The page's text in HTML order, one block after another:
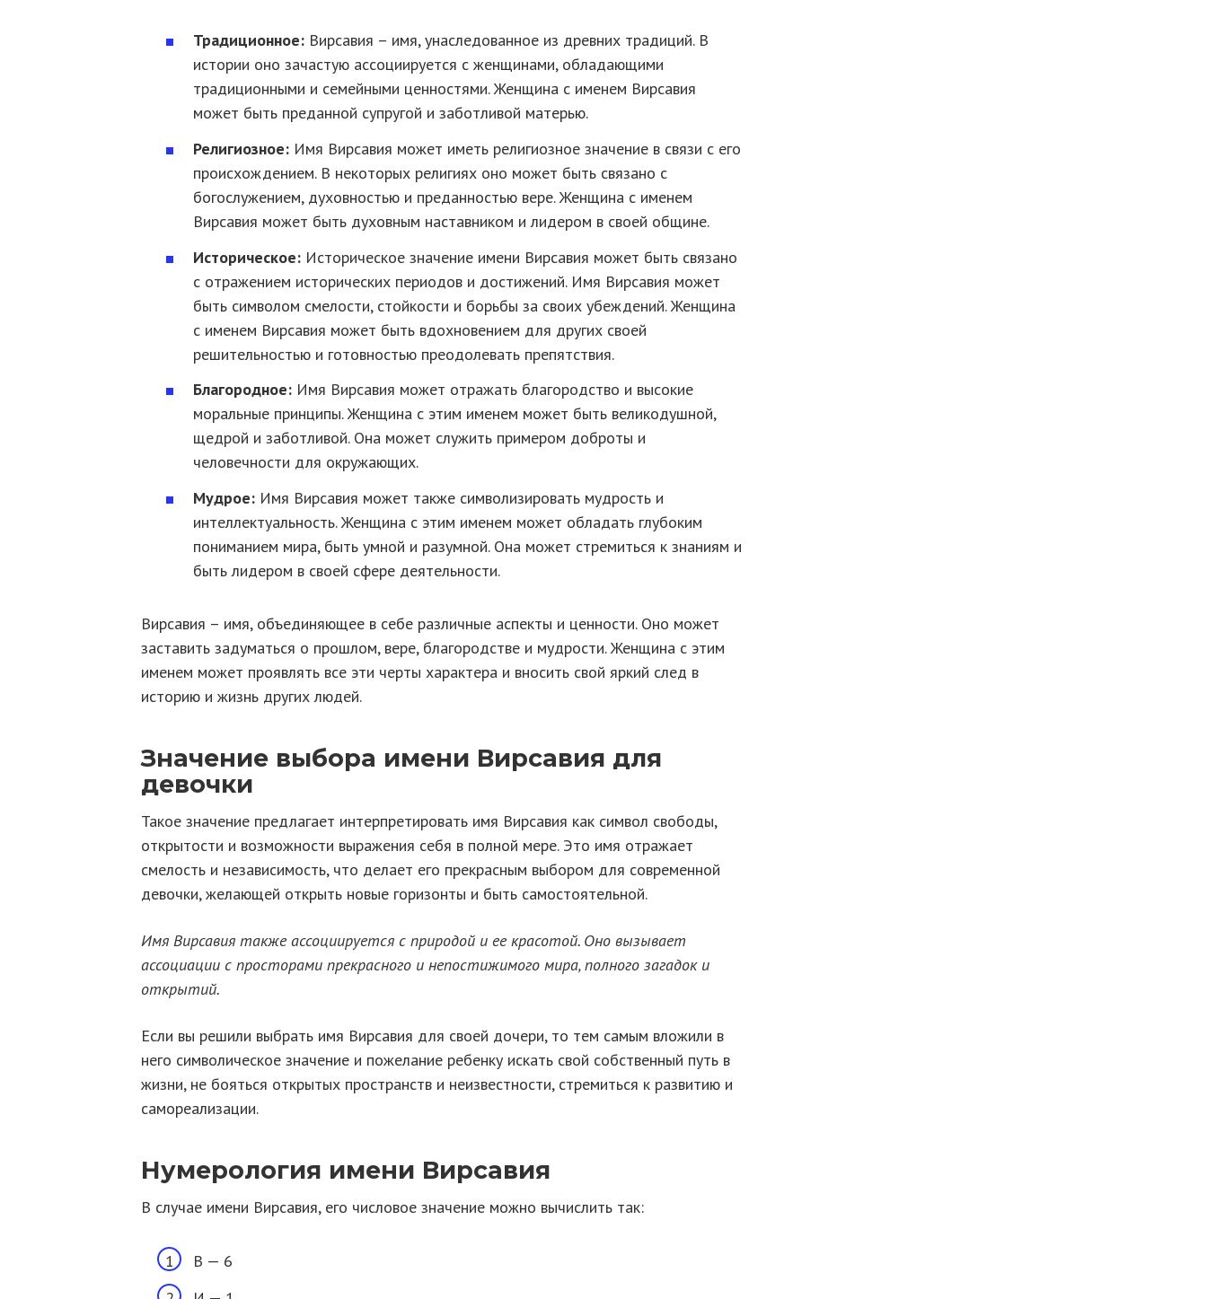
Традиционное: Вирсавия – имя, унаследованное из древних традиций. В
истории оно зачастую ассоциируется с женщинами, обладающими
традиционными и семейными ценностями. Женщина с именем Вирсавия
может быть преданной супругой и заботливой матерью.
Религиозное: Имя Вирсавия может иметь религиозное значение в связи с его
происхождением. В некоторых религиях оно может быть связано с
богослужением, духовностью и преданностью вере. Женщина с именем
Вирсавия может быть духовным наставником и лидером в своей общине.
Историческое: Историческое значение имени Вирсавия может быть связано
с отражением исторических периодов и достижений. Имя Вирсавия может
быть символом смелости, стойкости и борьбы за своих убеждений. Женщина
с именем Вирсавия может быть вдохновением для других своей
решительностью и готовностью преодолевать препятствия.
Благородное: Имя Вирсавия может отражать благородство и высокие
моральные принципы. Женщина с этим именем может быть великодушной,
щедрой и заботливой. Она может служить примером доброты и
человечности для окружающих.
Мудрое: Имя Вирсавия может также символизировать мудрость и
интеллектуальность. Женщина с этим именем может обладать глубоким
пониманием мира, быть умной и разумной. Она может стремиться к знаниям и
быть лидером в своей сфере деятельности.
Вирсавия – имя, объединяющее в себе различные аспекты и ценности. Оно может
заставить задуматься о прошлом, вере, благородстве и мудрости. Женщина с этим
именем может проявлять все эти черты характера и вносить свой яркий след в
историю и жизнь других людей.
Значение выбора имени Вирсавия для
девочки
Такое значение предлагает интерпретировать имя Вирсавия как символ свободы,
открытости и возможности выражения себя в полной мере. Это имя отражает
смелость и независимость, что делает его прекрасным выбором для современной
девочки, желающей открыть новые горизонты и быть самостоятельной.
Имя Вирсавия также ассоциируется с природой и ее красотой. Оно вызывает
ассоциации с просторами прекрасного и непостижимого мира, полного загадок и
открытий.
Если вы решили выбрать имя Вирсавия для своей дочери, то тем самым вложили в
него символическое значение и пожелание ребенку искать свой собственный путь в
жизни, не бояться открытых пространств и неизвестности, стремиться к развитию и
самореализации.
Нумерология имени Вирсавия
В случае имени Вирсавия, его числовое значение можно вычислить так:
В — 6